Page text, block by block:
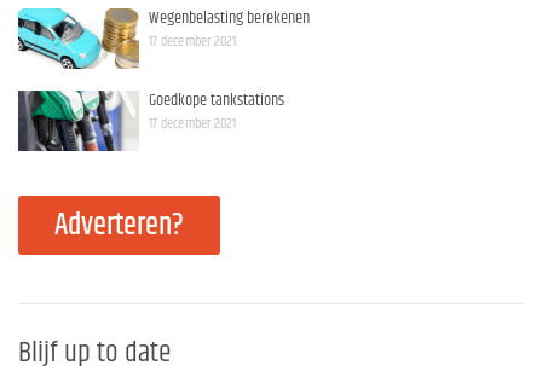
Wegenbelasting berekenen
17 december 2021
Goedkope tankstations
17 december 2021
Adverteren?
Blijf up to date